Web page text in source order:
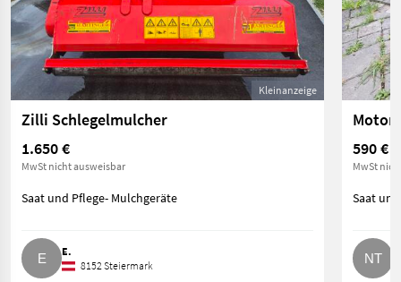
Kleinanzeige
Zilli Schlegelmulcher
1.650 €
MwSt nicht ausweisbar
Saat und Pflege- Mulchgeräte
E.
8152 Steiermark
590 €
MwSt
Saat